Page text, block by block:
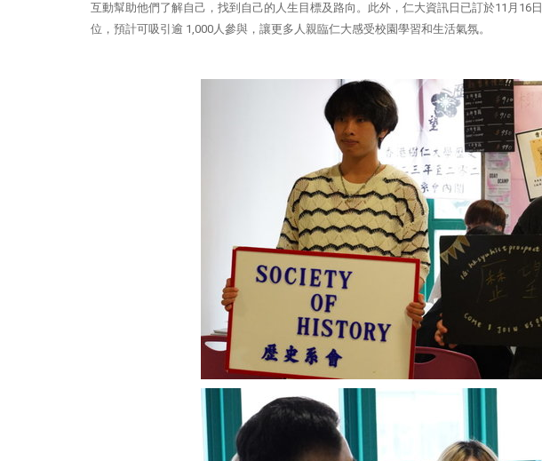
互動幫助他們了解自己，找到自己的人生目標及路向。此外，仁大資訊日已訂於11月16
位，預計可吸引逾 1,000人參與，讓更多人親臨仁大感受校園學習和生活氣氛。